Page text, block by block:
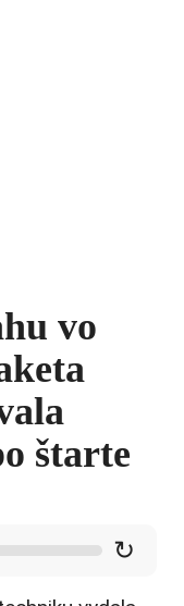
vo
štarte
↻